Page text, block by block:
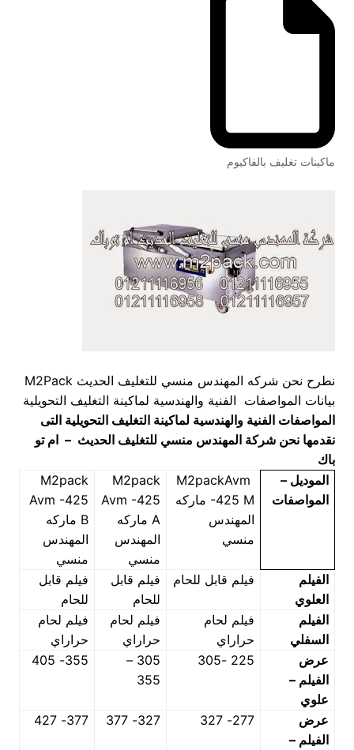
ماكينات تغليف بالفاكيوم
نطرح نحن شركه المهندس منسي للتغليف الحديث M2Pack
بيانات المواصفات الفنية والهندسية لماكينة التغليف التحويلية
المواصفات الفنية والهندسية لماكينة التغليف التحويلية التى
نقدمها نحن شركة المهندس منسي للتغليف الحديث – ام تو
باك
الموديل –
المواصفات
M2packAvm
-425 M ماركه
المهندس
منسي
M2pack
Avm -425
A ماركه
المهندس
منسي
M2pack
Avm -425
B ماركه
المهندس
منسي
الفيلم
العلوي
فيلم قابل للحام
فيلم قابل
للحام
فيلم قابل
للحام
الفيلم
السفلي
فيلم لحام
حراراي
فيلم لحام
حراراي
فيلم لحام
حراراي
عرض
الفيلم –
علوي
225 -305
305 –
355
355- 405
عرض
الفيلم –
277- 327
327- 377
377- 427